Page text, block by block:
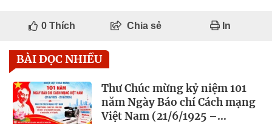
0Thích Chia sẻ In
BÀI ĐỌC NHIỀU
Thư Chúc mừng kỷ niệm 101
năm Ngày Báo chí Cách mạng
Việt Nam (21/6/1925 –